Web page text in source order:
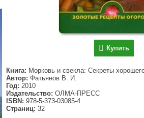
Купить
Книга: Морковь и свекла: Секреты
Автор: Фатьянов В. И.
Год: 2010
Издательство: ОЛМА-ПРЕСС
ISBN: 978-5-373-03085-4
Страниц: 32
▼